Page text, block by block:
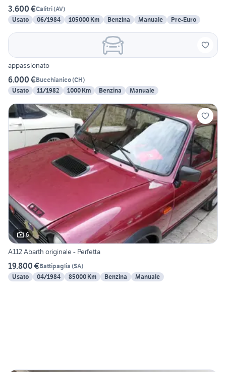
3.600 €Calitri(AV)
Usato
06/1984 105000 Km Benzina Manuale Pre-Euro
appassionato
6.000 €Bucchianico(CH)
Usato
11/1982 1000 Km Benzina Manuale
6
A112 Abarth originale - Perfetta
19.800 €Battipaglia (SA)
Usato
04/1984 85000 Km Benzina Manuale